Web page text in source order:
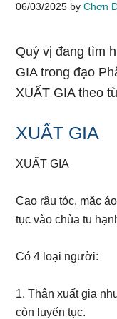
06/03/2025 byChơn
Quý vị đang tìm
GIA trong đạo
XUẤT GIA theo
XUẤT GIA
XUẤT GIA
Cạo râu tóc, mặc
tục vào chùa tu
Có 4 loại người:
1. Thân xuất gia
còn luyến tục.